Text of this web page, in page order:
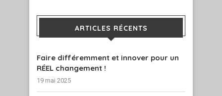
ARTICLES RÉCENTS
Faire différemment et innover pour un
RÉEL changement !
19 mai 2025